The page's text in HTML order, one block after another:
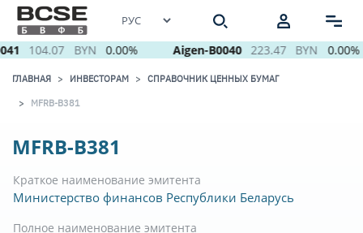
104.07 BYN 0.00% Aigen-B0040 223.47 BYN 0.00%
ГЛАВНАЯ ИНВЕСТОРАМ СПРАВОЧНИК ЦЕННЫХ БУМАГ
MFRB-B381
MFRB-B381
Краткое наименование эмитента
Министерство финансов Республики Беларусь
Полное наименование эмитента